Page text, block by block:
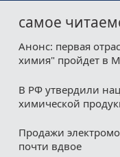
самое
Анонс: первая
химия" пройдет в
В РФ утвердили
химической
Продажи
почти вдвое